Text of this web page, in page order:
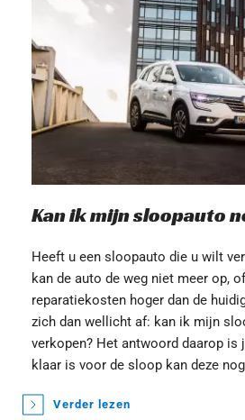
Kan ik mijn sloopauto
Heeft u een sloopauto die u wilt
kan de auto de weg niet meer op,
reparatiekosten hoger dan de
zich dan wellicht af: kan ik mijn
verkopen? Het antwoord daarop is
klaar is voor de sloop kan deze
Verder lezen